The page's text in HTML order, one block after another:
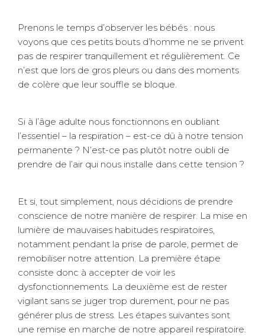
Prenons le temps d’observer les bébés : nous
voyons que ces petits bouts d’homme ne se privent
pas de respirer tranquillement et régulièrement. Ce
n’est que lors de gros pleurs ou dans des moments
de colère que leur souffle se bloque.
Si à l’âge adulte nous fonctionnons en oubliant
l’essentiel – la respiration – est-ce dû à notre tension
permanente ? N’est-ce pas plutôt notre oubli de
prendre de l’air qui nous installe dans cette tension ?
Et si, tout simplement, nous décidions de prendre
conscience de notre manière de respirer. La mise en
lumière de mauvaises habitudes respiratoires,
notamment pendant la prise de parole, permet de
remobiliser notre attention. La première étape
consiste donc à accepter de voir les
dysfonctionnements. La deuxième est de rester
vigilant sans se juger trop durement, pour ne pas
générer plus de stress. Les étapes suivantes sont
une remise en marche de notre appareil respiratoire.